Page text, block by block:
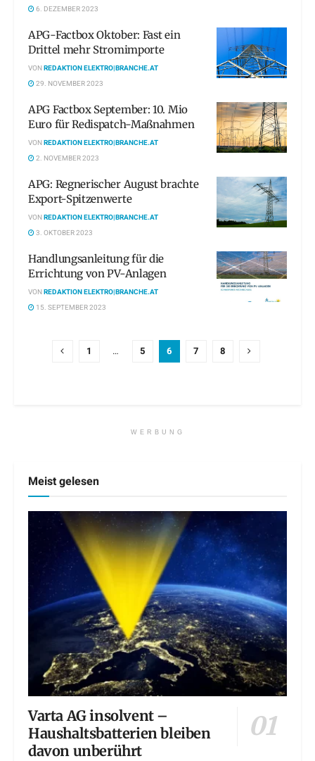
6. DEZEMBER 2023
APG-Factbox Oktober: Fast ein
Drittel mehr Stromimporte
VONREDAKTION ELEKTRO|BRANCHE.AT
29. NOVEMBER 2023
APG Factbox September: 10. Mio
Euro für Redispatch-Maßnahmen
VONREDAKTION ELEKTRO|BRANCHE.AT
2. NOVEMBER 2023
APG: Regnerischer August brachte
Export-Spitzenwerte
VONREDAKTION ELEKTRO|BRANCHE.AT
3. OKTOBER 2023
Handlungsanleitung für die
Errichtung von PV-Anlagen
VONREDAKTION ELEKTRO|BRANCHE.AT
15. SEPTEMBER 2023
1 … 5 6 7 8
WERBUNG
Meist gelesen
Varta AG insolvent –
Haushaltsbatterien bleiben
davon unberührt